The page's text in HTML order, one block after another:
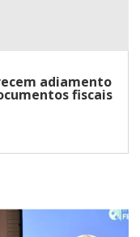
adiamento
fiscais